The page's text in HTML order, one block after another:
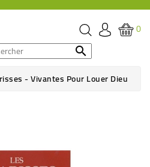
0

- Vivantes Pour Louer Dieu